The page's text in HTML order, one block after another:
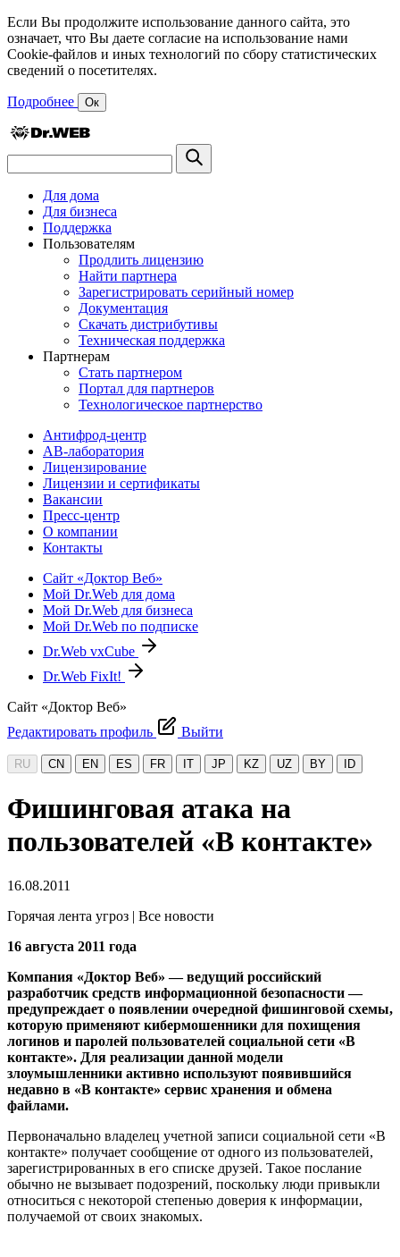
Если Вы продолжите использование данного сайта, это
означает, что Вы даете согласие на использование нами
Cookie-файлов и иных технологий по сбору статистических
сведений о посетителях.
Подробнее Ок
Для дома
Для бизнеса
Поддержка
Пользователям
Продлить лицензию
Найти партнера
Зарегистрировать серийный номер
Документация
Скачать дистрибутивы
Техническая поддержка
Партнерам
Стать партнером
Портал для партнеров
Технологическое партнерство
Антифрод-центр
АВ-лаборатория
Лицензирование
Лицензии и сертификаты
Вакансии
Пресс-центр
О компании
Контакты
Сайт «Доктор Веб»
Мой Dr.Web для дома
Мой Dr.Web для бизнеса
Мой Dr.Web по подписке
Dr.Web vxCube
Dr.Web FixIt!
Сайт «Доктор Веб»
Редактировать профиль
Выйти
RU CN EN ES FR IT JP KZ UZ BY ID
Фишинговая атака на
пользователей «В контакте»
16.08.2011
Горячая лента угроз | Все новости
16 августа 2011 года
Компания «Доктор Веб» — ведущий российский
разработчик средств информационной безопасности —
предупреждает о появлении очередной фишинговой схемы,
которую применяют кибермошенники для похищения
логинов и паролей пользователей социальной сети «В
контакте». Для реализации данной модели
злоумышленники активно используют появившийся
недавно в «В контакте» сервис хранения и обмена
файлами.
Первоначально владелец учетной записи социальной сети «В
контакте» получает сообщение от одного из пользователей,
зарегистрированных в его списке друзей. Такое послание
обычно не вызывает подозрений, поскольку люди привыкли
относиться с некоторой степенью доверия к информации,
получаемой от своих знакомых.